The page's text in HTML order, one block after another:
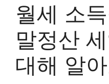
월세 소
말정산
대해 알